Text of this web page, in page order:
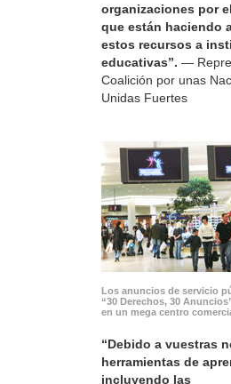
organizaciones por
que están haciendo
estos recursos a
educativas”. —
Coalición por unas
Unidas Fuertes
Los anuncios de servicio
“30 Derechos, 30
en un mega centro
“Debido a vuestras
herramientas de
incluyendo las